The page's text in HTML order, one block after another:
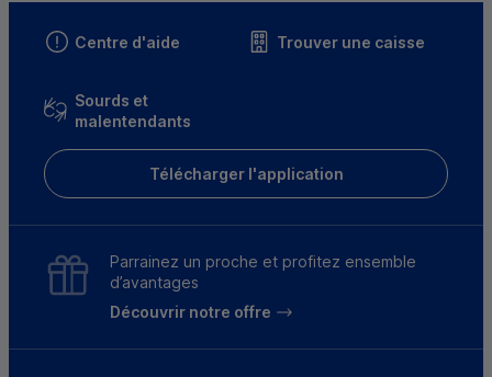
Centre d'aide Trouver une caisse
Sourds et
malentendants
Télécharger l'application
Parrainez un proche et profitez ensemble
d’avantages
Découvrir notre offre